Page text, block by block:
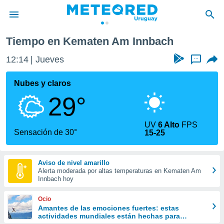
de
ha
calidad.
a este
las
y
forma
digital
basada
Tiempo en Kematen Am Innbach
12:14 Jueves ...
Nubes y claros
29°
Sensación de 30°
UV6 Alto FPS
15-25
Aviso de nivel amarillo
Alerta moderada por altas temperaturas en Kematen Am
Innbach hoy
Ocio
Amantes de las emociones fuertes: estas
actividades mundiales están hechas para